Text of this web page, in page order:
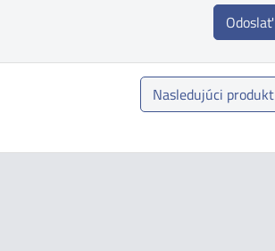
Odoslať
Nasledujúci produkt